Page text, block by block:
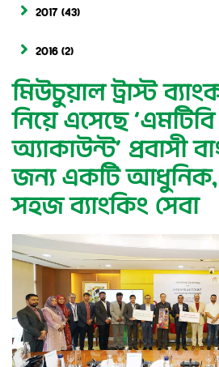
2017 (43)
2016 (2)
মিউচুয়াল ট্রাস্ট
নিয়ে এসেছে
অ্যাকাউন্ট’ প্রবাসী
জন্য একটি আধুনিক,
সহজ ব্যাংকিং সেবা